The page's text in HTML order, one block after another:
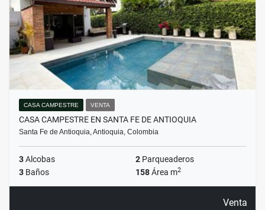
CASA CAMPESTRE VENTA
CASA CAMPESTRE EN SANTA FE DE ANTIOQUIA
Santa Fe de Antioquia, Antioquia, Colombia
3Alcobas 2 Parqueaderos
3 Baños 158Área m2
Venta